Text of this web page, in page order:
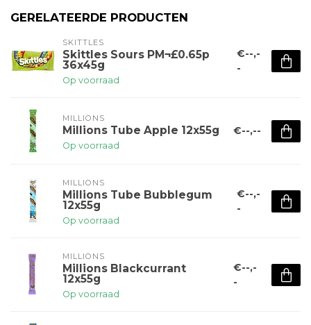
GERELATEERDE PRODUCTEN
SKITTLES
Skittles Sours PM¬£0.65p
36x45g
Op voorraad
€--,-
-
MILLIONS
Millions Tube Apple 12x55g
Op voorraad
€--,--
MILLIONS
Millions Tube Bubblegum
12x55g
Op voorraad
€--,-
-
MILLIONS
Millions Blackcurrant
12x55g
Op voorraad
€--,-
-